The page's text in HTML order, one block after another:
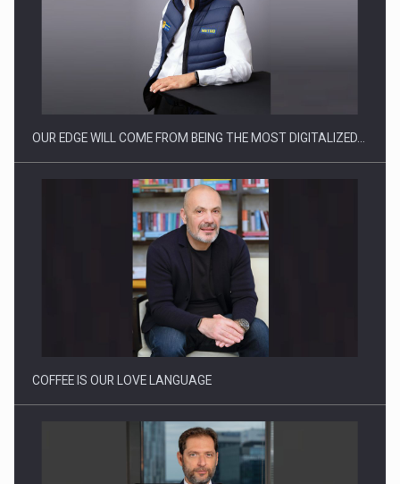
CEO Conference - Shaping The Future - Technology and…
Webinar - Business Evolution-RETHINK STRATEGY-Finantare
Investitii Digitalizare
OUR EDGE WILL COME FROM BEING THE MOST DIGITALIZED…
COFFEE IS OUR LOVE LANGUAGE